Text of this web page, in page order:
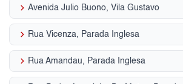
keyboard_arrow_right Avenida Julio Buono, Vila Gustavo
keyboard_arrow_right Rua Vicenza, Parada Inglesa
keyboard_arrow_right Rua Amandau, Parada Inglesa